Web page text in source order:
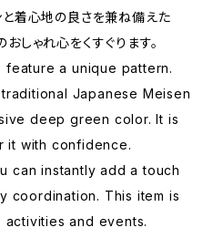
と着心地の良さを兼ね備えた
しゃれ心をくすぐります。
feature a unique pattern.
Japanese Meisen
deep green color. It is
it with confidence.
can instantly add a touch
coordination. This item is
and events.